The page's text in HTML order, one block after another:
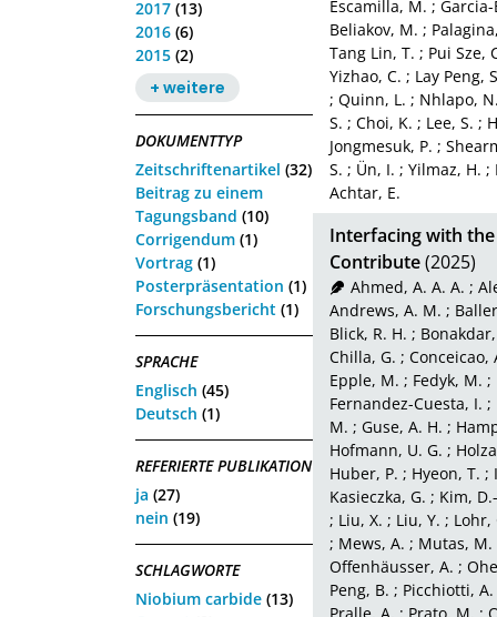
2017 (13)
2016 (6)
2015 (2)
+ weitere
DOKUMENTTYP
Zeitschriftenartikel (32)
Beitrag zu einem
Tagungsband (10)
Corrigendum (1)
Vortrag (1)
Posterpräsentation (1)
Forschungsbericht (1)
SPRACHE
Englisch (45)
Deutsch (1)
REFERIERTE PUBLIKATION
ja (27)
nein (19)
SCHLAGWORTE
Niobium carbide (13)
Escamilla, M. ; Garcia-
Beliakov, M. ;
Tang Lin, T. ; Pui Sze,
Yizhao, C. ; Lay Peng,
; Quinn, L. ; Nhlapo,
S. ; Choi, K. ; Lee, S. ;
Jongmesuk, P. ;
S. ; Ün, I. ; Yilmaz, H. ;
Achtar, E.
Interfacing with
Contribute(2025)
Ahmed, A. A. A. ;
Andrews, A. M. ;
Blick, R. H. ;
Chilla, G. ; Conceicao,
Epple, M. ; Fedyk, M. ;
Fernandez-Cuesta, I. ;
M. ; Guse, A. H. ;
Hofmann, U. G. ;
Huber, P. ; Hyeon, T. ;
Kasieczka, G. ; Kim,
; Liu, X. ; Liu, Y. ; Lohr,
; Mews, A. ; Mutas, M.
Offenhäusser, A. ;
Peng, B. ; Picchiotti, A.